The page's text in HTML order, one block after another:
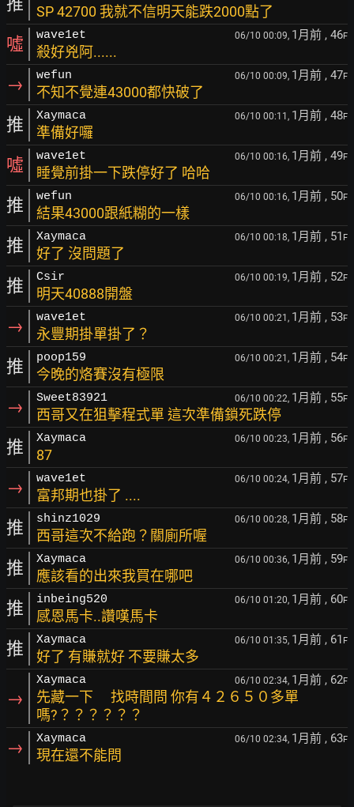
SP 42700 我就不信明天能跌2000點了
噓 wave1et 06/10 00:09, 1月前 , 46F
殺好兇阿......
→ wefun 06/10 00:09, 1月前 , 47F
不知不覺連43000都快破了
推 Xaymaca 06/10 00:11, 1月前 , 48F
準備好囉
噓 wave1et 06/10 00:16, 1月前 , 49F
睡覺前掛一下跌停好了 哈哈
推 wefun 06/10 00:16, 1月前 , 50F
結果43000跟紙糊的一樣
推 Xaymaca 06/10 00:18, 1月前 , 51 F
好了 沒問題了
推 Csir 06/10 00:19, 1月前 , 52F
明天40888開盤
→ wave1et 06/10 00:21, 1月前 , 53F
永豐期掛單掛了？
推 poop159 06/10 00:21, 1月前 , 54F
今晚的烙賽沒有極限
→ Sweet83921 06/10 00:22, 1月前 , 55F
西哥又在狙擊程式單 這次準備鎖死跌停
推 Xaymaca 06/10 00:23, 1月前 , 56F
87
→ wave1et 06/10 00:24, 1月前 , 57F
富邦期也掛了 ....
推 shinz1029 06/10 00:28, 1月前 , 58F
西哥這次不給跑？關廁所喔
推 Xaymaca 06/10 00:36, 1月前 , 59F
應該看的出來我買在哪吧
推 inbeing520 06/10 01:20, 1月前 , 60F
感恩馬卡..讚嘆馬卡
推 Xaymaca 06/10 01:35, 1月前 , 61 F
好了 有賺就好 不要賺太多
→
Xaymaca 06/10 02:34, 1月前 , 62F
先藏一下 找時間問 你有４２６５０多單
嗎?？？？？？？
→ Xaymaca 06/10 02:34, 1月前 , 63F
現在還不能問